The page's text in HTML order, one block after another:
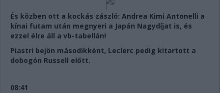
És közben ott a kockás zászló: Andrea Kimi Antonelli a
kínai futam után megnyeri a Japán Nagydíjat is, és
ezzel élre áll a vb-tabellán!
Piastri bejön másodikként, Leclerc pedig kitartott a
dobogón Russell előtt.
08:41